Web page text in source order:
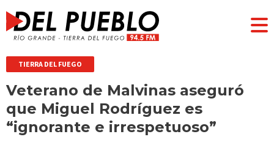
TIERRA DEL FUEGO
Veterano de Malvinas aseguró
que Miguel Rodríguez es
“ignorante e irrespetuoso”